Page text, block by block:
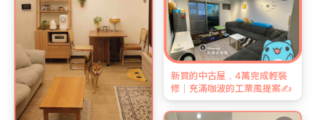
新買的中古屋，4萬完成輕裝
修｜充滿咖波的工業風提案✍️